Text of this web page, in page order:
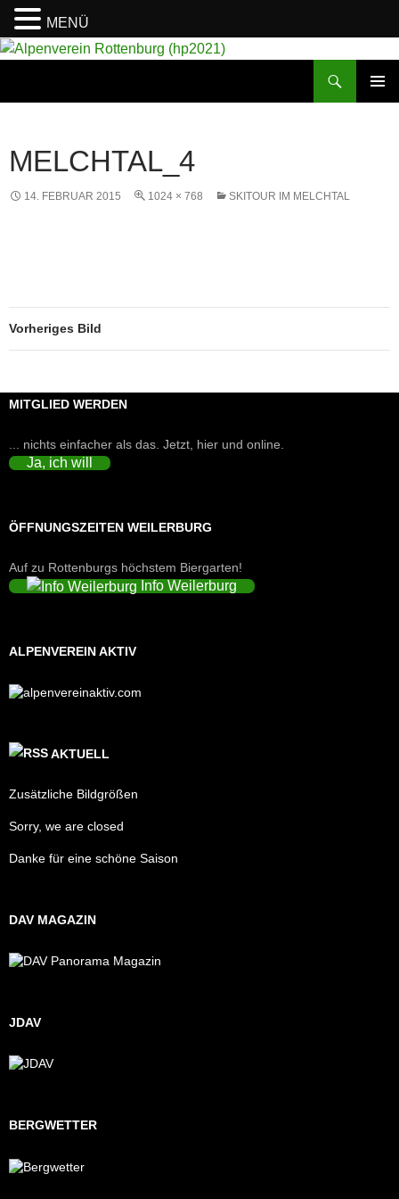
MELCHTAL_4
14. FEBRUAR 2015 1024 × 768 SKITOUR IM MELCHTAL
Vorheriges Bild
MITGLIED WERDEN
... nichts einfacher als das. Jetzt, hier und online.
Ja, ich will
ÖFFNUNGSZEITEN WEILERBURG
Auf zu Rottenburgs höchstem Biergarten!
Info Weilerburg
ALPENVEREIN AKTIV
AKTUELL
Zusätzliche Bildgrößen
Sorry, we are closed
Danke für eine schöne Saison
DAV MAGAZIN
JDAV
BERGWETTER
MENÜ